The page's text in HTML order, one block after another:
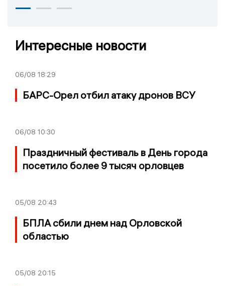
Интересные новости
06/08 18:29
БАРС-Орел отбил атаку дронов ВСУ
06/08 10:30
Праздничный фестиваль в День города
посетило более 9 тысяч орловцев
05/08 20:43
БПЛА сбили днем над Орловской
областью
05/08 20:15